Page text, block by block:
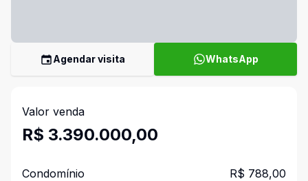
Agendar visita WhatsApp
Valor venda
R$ 3.390.000,00
Condomínio R$ 788,00